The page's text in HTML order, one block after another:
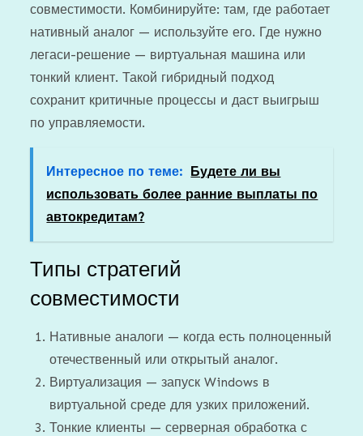
совместимости. Комбинируйте: там, где работает
нативный аналог — используйте его. Где нужно
легаси-решение — виртуальная машина или
тонкий клиент. Такой гибридный подход
сохранит критичные процессы и даст выигрыш
по управляемости.
Интересное по теме: Будете ли вы
использовать более ранние выплаты по
автокредитам?
Типы стратегий
совместимости
Нативные аналоги — когда есть полноценный
отечественный или открытый аналог.
Виртуализация — запуск Windows в
виртуальной среде для узких приложений.
Тонкие клиенты — серверная обработка с